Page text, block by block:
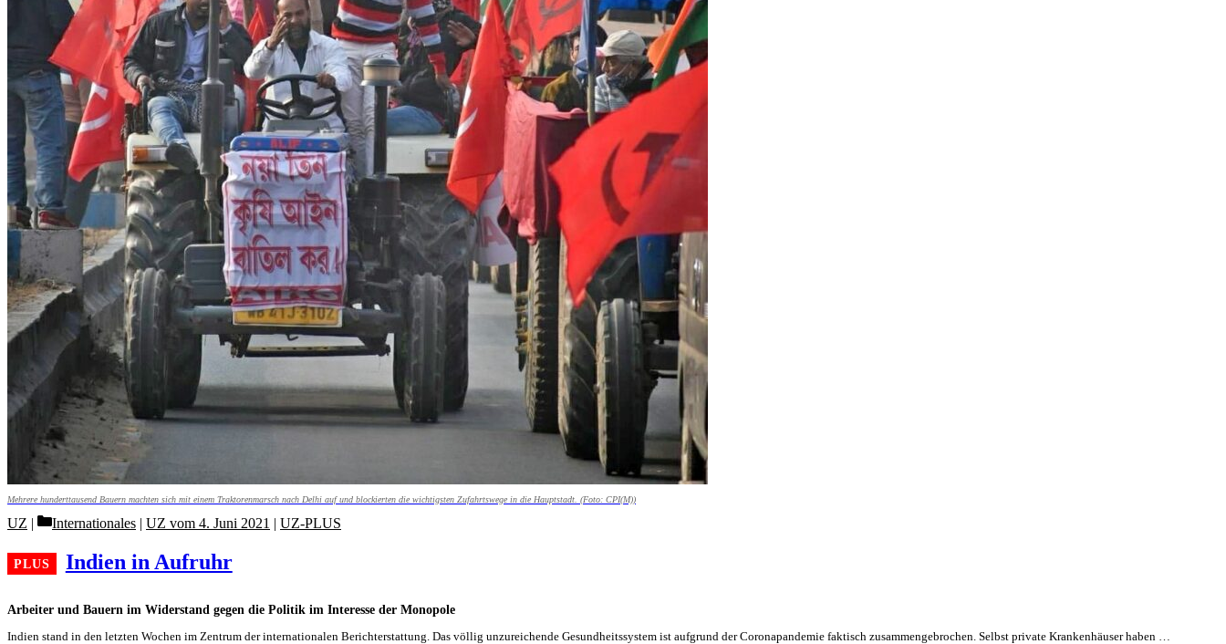
Mehrere hunderttausend Bauern machten sich mit einem Traktorenmarsch nach Delhi auf und blockierten die wichtigsten Zufahrtswege in die Hauptstadt. (Foto: CPI(M))
Arbeiter und Bauern im Widerstand gegen die Politik im Interesse der Monopole
Indien in Aufruhr
UZ Categories
Internationales | UZ vom 4. Juni 2021 | UZ-PLUS
Indien stand in den letzten Wochen im Zentrum der internationalen Berichterstattung. Das völlig unzureichende Gesundheitssystem ist aufgrund der Coronapandemie faktisch zusammengebrochen. Selbst private Krankenhäuser haben …